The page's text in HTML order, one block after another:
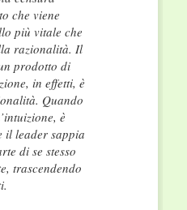
che viene
più vitale che
razionalità. Il
prodotto di
in effetti, è
Quando
è
il leader sappia
di se stesso
trascendendo